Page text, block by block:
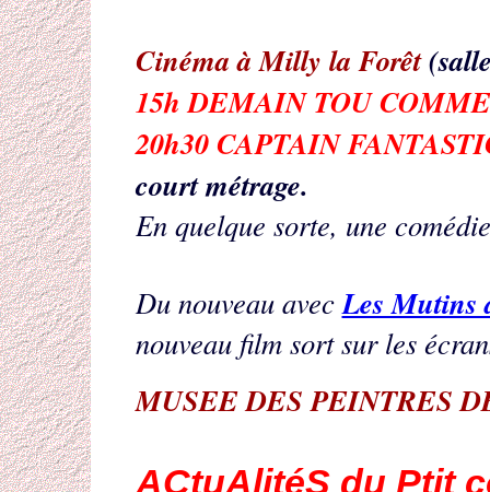
Cinéma à Milly la Forêt
15h DEMAIN TOU
20h30 CAPTAIN
court métrage.
En quelque sorte, une
Du nouveau avecLes Mutins
nouveau film sort sur les
MUSEE DES PEINTRES
ACtuAlitéS du Ptit